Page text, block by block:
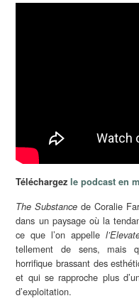
Téléchargezle podcast en
The Substance de Coralie
dans un paysage où la
ce que l’on appelle
tellement de sens, mais
horrifique brassant des
et qui se rapproche plus
d’exploitation.